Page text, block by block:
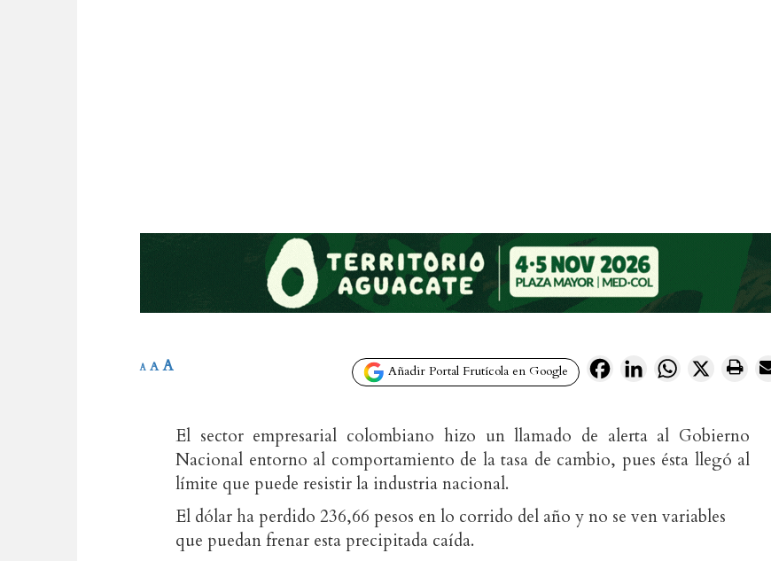
Añadir Portal Frutícola en Google FacebookLinkedInWhatsApp
X
A A A
El sector empresarial colombiano hizo un llamado de alerta al Gobierno
Nacional entorno al comportamiento de la tasa de cambio, pues ésta llegó al
límite que puede resistir la industria nacional.
El dólar ha perdido 236,66 pesos en lo corrido del año y no se ven variables
que puedan frenar esta precipitada caída.